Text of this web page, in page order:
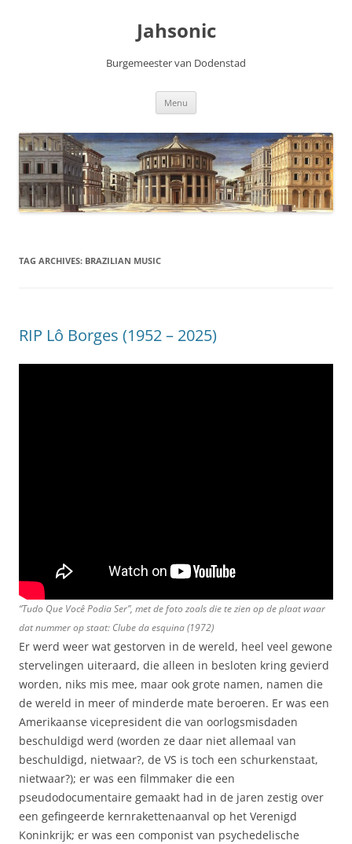
Jahsonic
Burgemeester van Dodenstad
Menu
TAG ARCHIVES: BRAZILIAN MUSIC
RIP Lô Borges (1952 – 2025)
“Tudo Que Você Podia Ser”, met de foto zoals die te zien op de plaat waar
dat nummer op staat: Clube da esquina (1972)
Er werd weer wat gestorven in de wereld, heel veel gewone
stervelingen uiteraard, die alleen in besloten kring gevierd
worden, niks mis mee, maar ook grote namen, namen die
de wereld in meer of minderde mate beroeren. Er was een
Amerikaanse vicepresident die van oorlogsmisdaden
beschuldigd werd (worden ze daar niet allemaal van
beschuldigd, nietwaar?, de VS is toch een schurkenstaat,
nietwaar?); er was een filmmaker die een
pseudodocumentaire gemaakt had in de jaren zestig over
een gefingeerde kernrakettenaanval op het Verenigd
Koninkrijk; er was een componist van psychedelische